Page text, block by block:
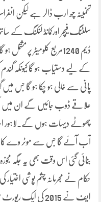
تخمینہ چھ ارب ڈالر ہے لیکن
پانی سے خالی ہو چکا ہو گا جس
علاقے ڈوب جائیں گے ان میں
آب آئے گا جس سے موٹر وے کا
بنائی گئی اس وقت بھی یہ جگہ
حکام نے مجرمانہ چشم پوشی اختیار